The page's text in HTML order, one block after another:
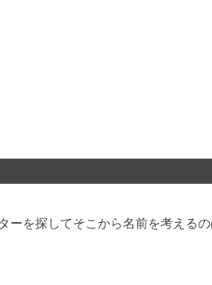
を探してそこから名前を考える